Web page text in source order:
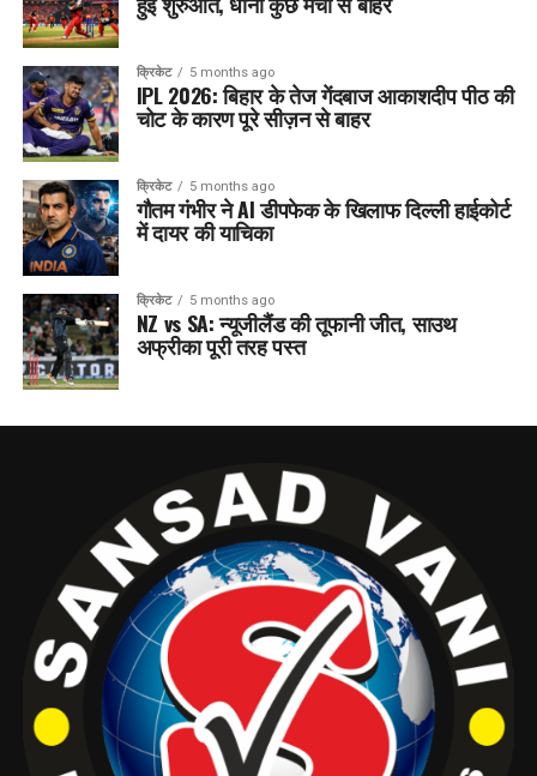
क्रिकेट 5 months ago
IPL 2026: बिहार के तेज गेंदबाज आकाशदीप पीठ की
चोट के कारण पूरे सीज़न से बाहर
क्रिकेट 5 months ago
गौतम गंभीर ने AI डीपफेक के खिलाफ दिल्ली हाईकोर्ट
में दायर की याचिका
क्रिकेट 5 months ago
NZ vs SA: न्यूजीलैंड की तूफानी जीत, साउथ
अफ्रीका पूरी तरह पस्त